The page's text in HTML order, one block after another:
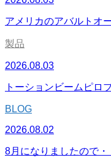
アメリカのアバルトオ
製品
2026.08.03
トーションビームピロ
BLOG
2026.08.02
8月になりましたので・